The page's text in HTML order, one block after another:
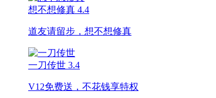
想不想修真 4.4
道友请留步，想不想修真
一刀传世 3.4
V12免费送，不花钱享特权